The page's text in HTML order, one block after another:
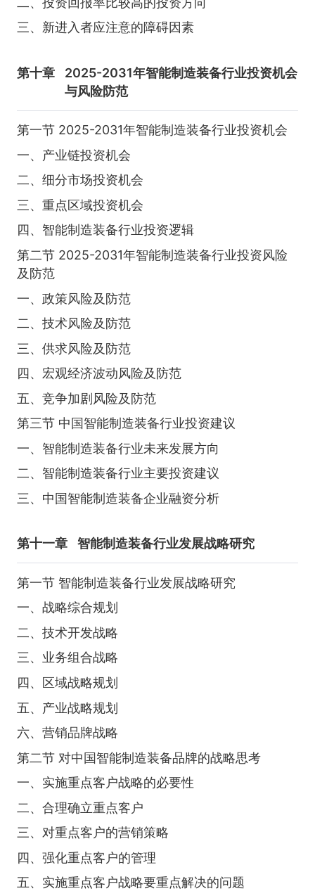
三、新进入者应注意的障碍因素
第十章
2025-2031年智能制造装备行业投资机会
与风险防范
第一节 2025-2031年智能制造装备行业投资机会
一、产业链投资机会
二、细分市场投资机会
三、重点区域投资机会
四、智能制造装备行业投资逻辑
第二节 2025-2031年智能制造装备行业投资风险
及防范
一、政策风险及防范
二、技术风险及防范
三、供求风险及防范
四、宏观经济波动风险及防范
五、竞争加剧风险及防范
第三节 中国智能制造装备行业投资建议
一、智能制造装备行业未来发展方向
二、智能制造装备行业主要投资建议
三、中国智能制造装备企业融资分析
第十一章 智能制造装备行业发展战略研究
第一节 智能制造装备行业发展战略研究
一、战略综合规划
二、技术开发战略
三、业务组合战略
四、区域战略规划
五、产业战略规划
六、营销品牌战略
第二节 对中国智能制造装备品牌的战略思考
一、实施重点客户战略的必要性
二、合理确立重点客户
三、对重点客户的营销策略
四、强化重点客户的管理
五、实施重点客户战略要重点解决的问题